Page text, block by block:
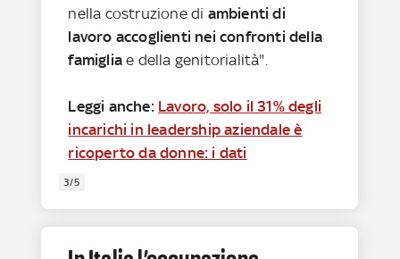
nella costruzione di ambienti di
lavoro accoglienti nei confronti della
famiglia e della genitorialità".
Leggi anche: Lavoro, solo il 31% degli
incarichi in leadership aziendale è
ricoperto da donne: i dati
3/5